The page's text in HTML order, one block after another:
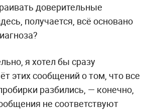
доверительные
получается, всё основано
я хотел бы сразу
этих сообщений о том, что все
разбились, — конечно,
не соответствуют